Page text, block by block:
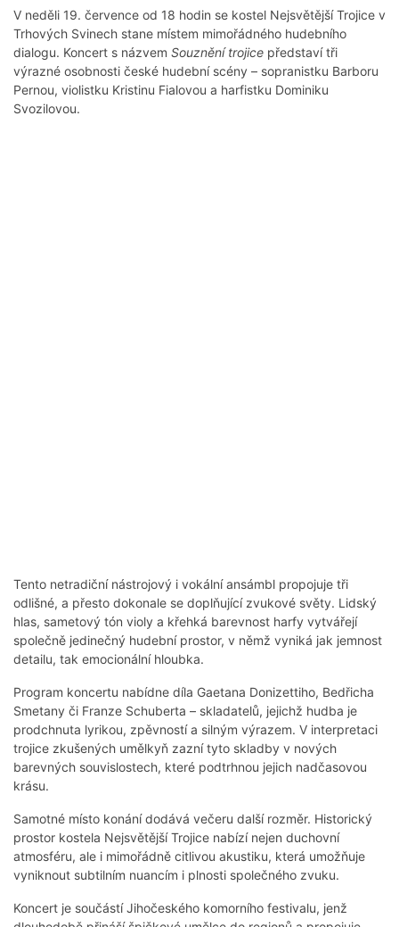
V neděli 19. července od 18 hodin se kostel Nejsvětější Trojice v
Trhových Svinech stane místem mimořádného hudebního
dialogu. Koncert s názvem Souznění trojice představí tři
výrazné osobnosti české hudební scény – sopranistku Barboru
Pernou, violistku Kristinu Fialovou a harfistku Dominiku
Svozilovou.
Tento netradiční nástrojový i vokální ansámbl propojuje tři
odlišné, a přesto dokonale se doplňující zvukové světy. Lidský
hlas, sametový tón violy a křehká barevnost harfy vytvářejí
společně jedinečný hudební prostor, v němž vyniká jak jemnost
detailu, tak emocionální hloubka.
Program koncertu nabídne díla Gaetana Donizettiho, Bedřicha
Smetany či Franze Schuberta – skladatelů, jejichž hudba je
prodchnuta lyrikou, zpěvností a silným výrazem. V interpretaci
trojice zkušených umělkyň zazní tyto skladby v nových
barevných souvislostech, které podtrhnou jejich nadčasovou
krásu.
Samotné místo konání dodává večeru další rozměr. Historický
prostor kostela Nejsvětější Trojice nabízí nejen duchovní
atmosféru, ale i mimořádně citlivou akustiku, která umožňuje
vyniknout subtilním nuancím i plnosti společného zvuku.
Koncert je součástí Jihočeského komorního festivalu, jenž